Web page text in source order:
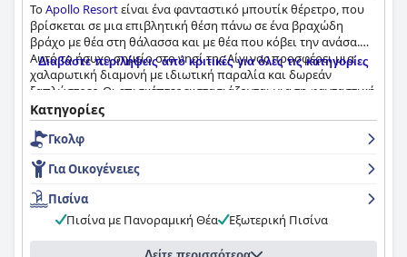
ΤοApollo Resortείναι ένα φανταστικό μπουτίκ θέρετρο, που
βρίσκεται σε μια επιβλητική θέση πάνω σε ένα βραχώδη
βράχο με θέα στη θάλασσα και με θέα που κόβει την ανάσα.
Αυτό το ήσυχο σημείο στο νησί της Αίγινας προσφέρει μια
χαλαρωτική διαμονή με ιδιωτική παραλία και δωρεάν
ξαπλώστρες. Οι επισκέπτες εκστασιάζονται για τη φανταστική
θέα στη θάλασσα από τα δωμάτια, τη βεράντα και το
μπαλκόνι. Η τοποθεσία είναι εξαιρετική, μόλις 10 λεπτά με τα
πόδια από το κέντρο της Αγίας Μαρίνας με τα εστιατόρια και
τα καταστήματά της. Το πρωινό είναι εξαιρετικό με ποικίλη
επιλογή γλυκών και αλμυρών επιλογών,
συμπεριλαμβανομένων πολλών φρέσκων φρούτων. Η
εμπειρία του δείπνου λαμβάνει ανάμεικτες κριτικές, αλλά το
εστιατόριο με τα σκαλοπάτια που οδηγούν στη θάλασσα
κόβει την ανάσα και οι καθημερινές σπεσιαλιτέ είναι
Διαβάστε περιλήψεις από κριτικές για όλες τις κατηγορίες
Κατηγορίες
Γκολφ
Για Οικογένειες
Πισίνα
Πισίνα με Πανοραμική Θέα
Εξωτερική Πισίνα